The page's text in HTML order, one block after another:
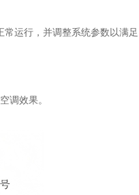
运行，并调整系统参数以满足
调效果。